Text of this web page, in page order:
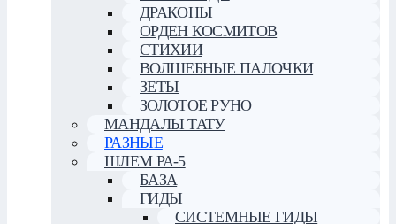
ДРАКОНЫ
ОРДЕН КОСМИТОВ
СТИХИИ
ВОЛШЕБНЫЕ ПАЛОЧКИ
ЗЕТЫ
ЗОЛОТОЕ РУНО
МАНДАЛЫ ТАТУ
РАЗНЫЕ
ШЛЕМ РА-5
БАЗА
ГИДЫ
СИСТЕМНЫЕ ГИДЫ